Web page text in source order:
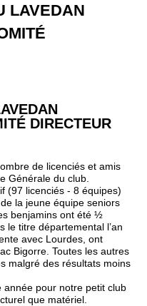
LAVEDAN
DIRECTEUR
de licenciés et amis
Générale du club.
(97 licenciés - 8 équipes)
la jeune équipe seniors
benjamins ont été ½
le titre départemental l’an
avec Lourdes, ont
Bigorre. Toutes les autres
malgré des résultats moins
année pour notre petit club
que matériel.